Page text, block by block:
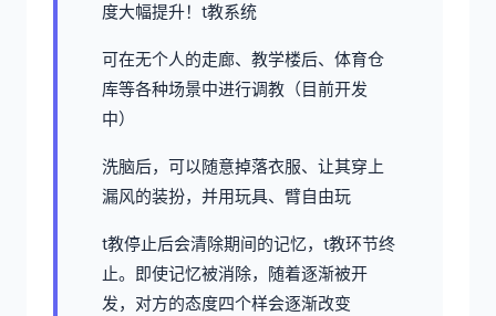
度大幅提升！t教系统
可在无个人的走廊、教学楼后、体育仓
库等各种场景中进行调教（目前开发
中）
洗脑后，可以随意掉落衣服、让其穿上
漏风的装扮，并用玩具、臂自由玩
t教停止后会清除期间的记忆，t教环节终
止。即使记忆被消除，随着逐渐被开
发，对方的态度四个样会逐渐改变